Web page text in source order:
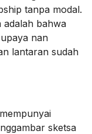
tanpa modal.
adalah bahwa
nan
lantaran sudah
sketsa